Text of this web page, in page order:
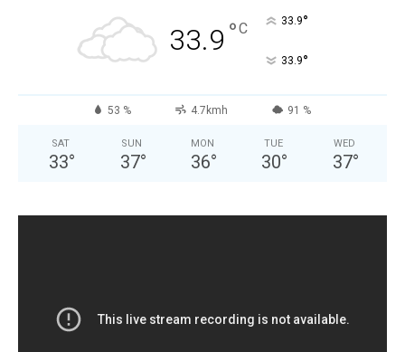
33.9 °C 33.9°
33.9°
53 % 4.7kmh 91 %
SAT
33°
SUN
37°
MON
36°
TUE
30°
WED
37°